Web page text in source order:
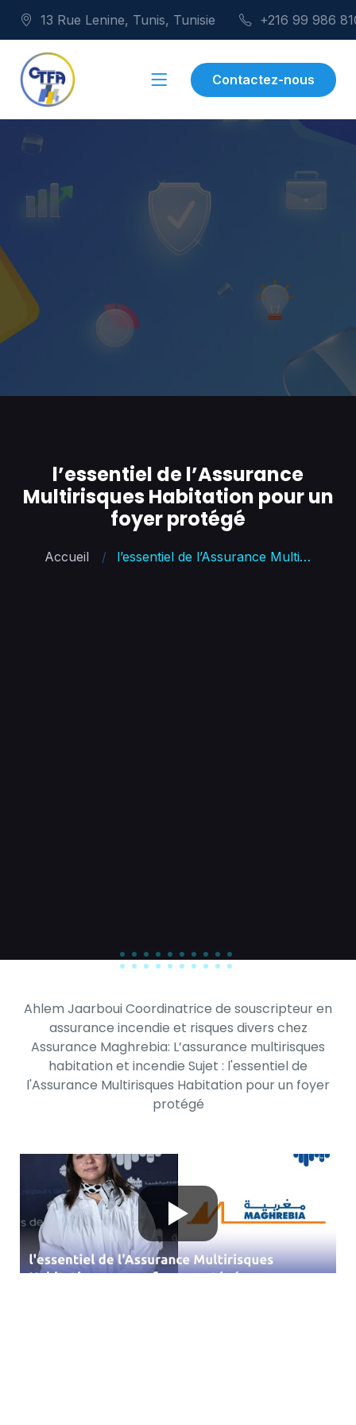
13 Rue Lenine, Tunis, Tunisie +216 99 986
Contactez-nous
l’essentiel de l’Assurance
Multirisques Habitation pour un
foyer protégé
Accueil l’essentiel de l’Assurance Multirisques Habitation pour un foyer protégé
Ahlem Jaarboui Coordinatrice de souscripteur en
assurance incendie et risques divers chez
Assurance Maghrebia: L’assurance multirisques
habitation et incendie Sujet : l'essentiel de
l'Assurance Multirisques Habitation pour un foyer
protégé